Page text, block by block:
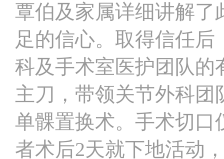
覃伯及家属详细讲解了
足的信心。取得信任
科及手术室医护团队的
主刀，带领关节外科
单髁置换术。手术切口
者术后2天就下地活动